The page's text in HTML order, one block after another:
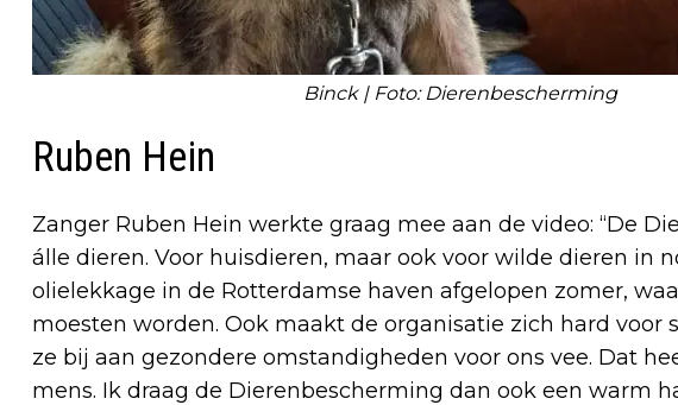
Binck | Foto: Dierenbescherming
Ruben Hein
Zanger Ruben Hein werkte graag mee aan de video: “De
álle dieren. Voor huisdieren, maar ook voor wilde dieren in
olielekkage in de Rotterdamse haven afgelopen zomer,
moesten worden. Ook maakt de organisatie zich hard
ze bij aan gezondere omstandigheden voor ons vee. Dat
mens. Ik draag de Dierenbescherming dan ook een warm